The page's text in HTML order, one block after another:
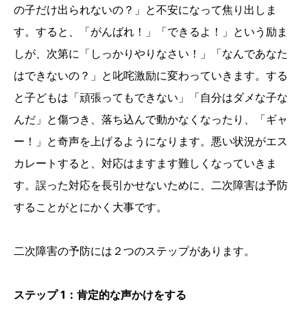
の子だけ出られないの？」と不安になって焦り出しま
す。すると、「がんばれ！」「できるよ！」という励ま
しが、次第に「しっかりやりなさい！」「なんであなた
はできないの？」と叱咤激励に変わっていきます。する
と子どもは「頑張ってもできない」「自分はダメな子な
んだ」と傷つき、落ち込んで動かなくなったり、「ギャ
ー！」と奇声を上げるようになります。悪い状況がエス
カレートすると、対応はますます難しくなっていきま
す。誤った対応を長引かせないために、二次障害は予防
することがとにかく大事です。
二次障害の予防には２つのステップがあります。
ステップ 1：肯定的な声かけをする